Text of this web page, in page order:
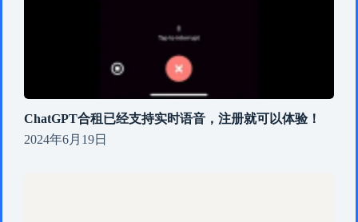
ChatGPT合租已经支持实时语音，注册就可以体验！
2024年6月19日